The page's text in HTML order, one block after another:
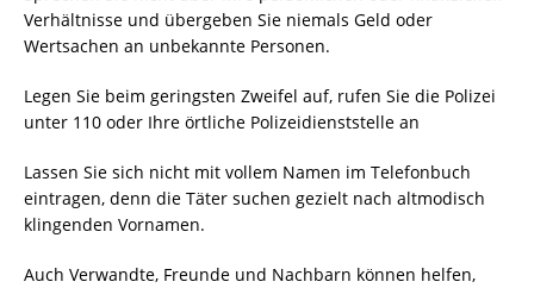
Verhältnisse und übergeben Sie niemals Geld oder
Wertsachen an unbekannte Personen.
Legen Sie beim geringsten Zweifel auf, rufen Sie die Polizei
unter 110 oder Ihre örtliche Polizeidienststelle an
Lassen Sie sich nicht mit vollem Namen im Telefonbuch
eintragen, denn die Täter suchen gezielt nach altmodisch
klingenden Vornamen.
Auch Verwandte, Freunde und Nachbarn können helfen,